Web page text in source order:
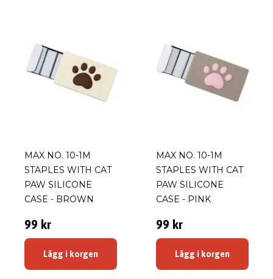
MAX NO. 10-1M
STAPLES WITH CAT
PAW SILICONE
CASE - BROWN
99 kr
Lägg i korgen
MAX NO. 10-1M
STAPLES WITH CAT
PAW SILICONE
CASE - PINK
99 kr
Lägg i korgen